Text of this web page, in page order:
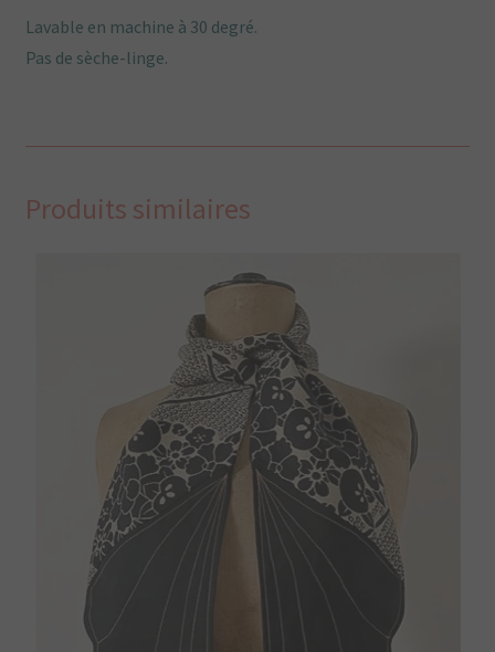
Lavable en machine à 30 degré.
Pas de sèche-linge.
Produits similaires